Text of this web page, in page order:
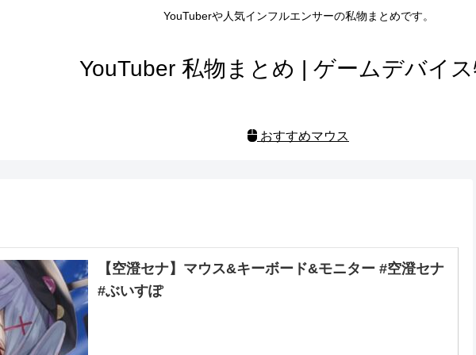
YouTuberや人気インフルエンサーの私物まとめです。
YouTuber 私物まとめ | ゲームデバイ
おすすめマウス
【空澄セナ】マウス&キーボード&モニター #空澄セナ
#ぶいすぽ